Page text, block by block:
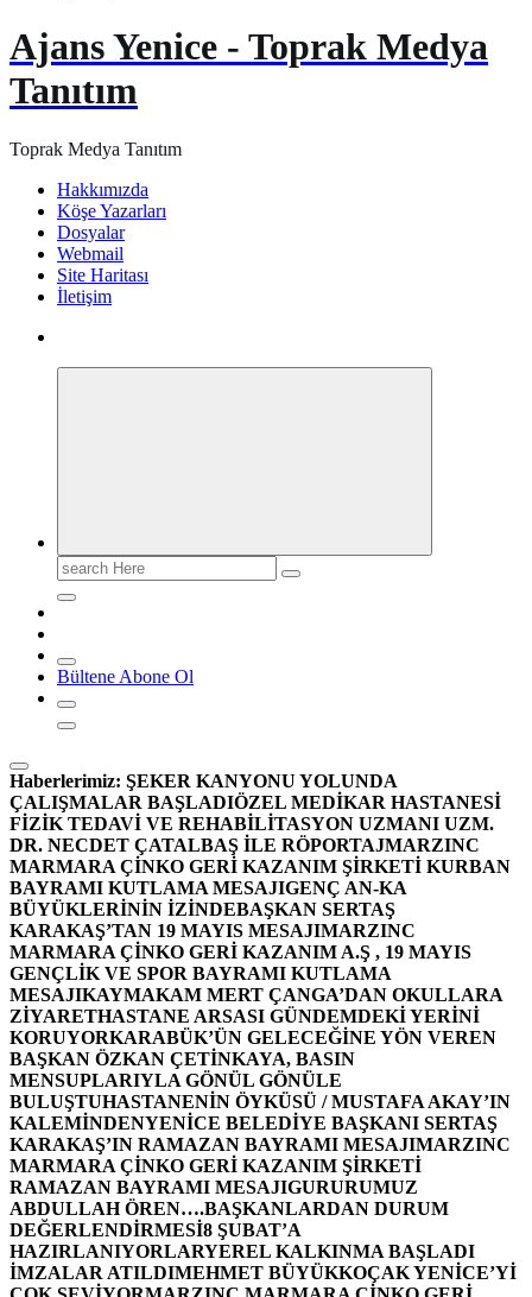
Ajans Yenice - Toprak Medya
Tanıtım
Toprak Medya Tanıtım
Hakkımızda
Köşe Yazarları
Dosyalar
Webmail
Site Haritası
İletişim
Search
for:
Bültene Abone Ol
Haberlerimiz: ŞEKER KANYONU YOLUNDA
ÇALIŞMALAR BAŞLADIÖZEL MEDİKAR HASTANESİ
FİZİK TEDAVİ VE REHABİLİTASYON UZMANI UZM.
DR. NECDET ÇATALBAŞ İLE RÖPORTAJMARZINC
MARMARA ÇİNKO GERİ KAZANIM ŞİRKETİ KURBAN
BAYRAMI KUTLAMA MESAJIGENÇ AN-KA
BÜYÜKLERİNİN İZİNDEBAŞKAN SERTAŞ
KARAKAŞ’TAN 19 MAYIS MESAJIMARZINC
MARMARA ÇİNKO GERİ KAZANIM A.Ş , 19 MAYIS
GENÇLİK VE SPOR BAYRAMI KUTLAMA
MESAJIKAYMAKAM MERT ÇANGA’DAN OKULLARA
ZİYARETHASTANE ARSASI GÜNDEMDEKİ YERİNİ
KORUYORKARABÜK’ÜN GELECEĞİNE YÖN VEREN
BAŞKAN ÖZKAN ÇETİNKAYA, BASIN
MENSUPLARIYLA GÖNÜL GÖNÜLE
BULUŞTUHASTANENİN ÖYKÜSÜ / MUSTAFA AKAY’IN
KALEMİNDENYENİCE BELEDİYE BAŞKANI SERTAŞ
KARAKAŞ’IN RAMAZAN BAYRAMI MESAJIMARZINC
MARMARA ÇİNKO GERİ KAZANIM ŞİRKETİ
RAMAZAN BAYRAMI MESAJIGURURUMUZ
ABDULLAH ÖREN….BAŞKANLARDAN DURUM
DEĞERLENDİRMESİ8 ŞUBAT’A
HAZIRLANIYORLARYEREL KALKINMA BAŞLADI
İMZALAR ATILDIMEHMET BÜYÜKKOÇAK YENİCE’Yİ